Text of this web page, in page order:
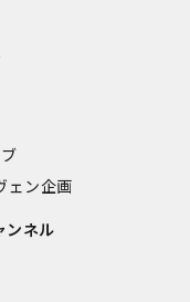
ェン企画
ンネル